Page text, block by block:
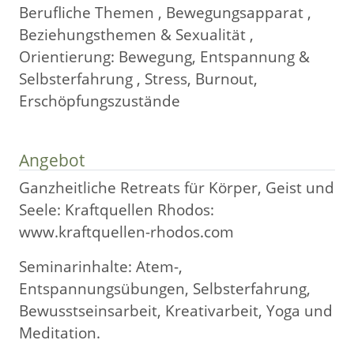
Berufliche Themen , Bewegungsapparat ,
Beziehungsthemen & Sexualität ,
Orientierung: Bewegung, Entspannung &
Selbsterfahrung , Stress, Burnout,
Erschöpfungszustände
Angebot
Ganzheitliche Retreats für Körper, Geist und
Seele: Kraftquellen Rhodos:
www.kraftquellen-rhodos.com
Seminarinhalte: Atem-,
Entspannungsübungen, Selbsterfahrung,
Bewusstseinsarbeit, Kreativarbeit, Yoga und
Meditation.